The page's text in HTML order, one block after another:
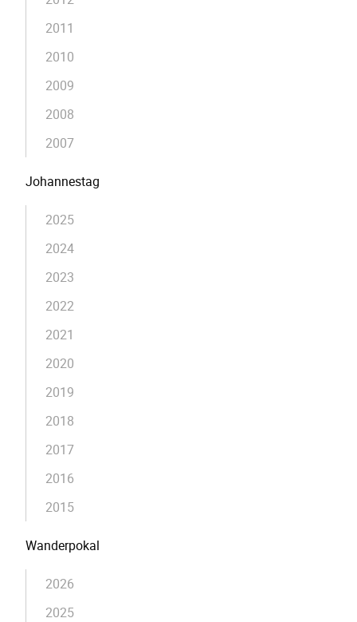
2011
2010
2009
2008
2007
Johannestag
2025
2024
2023
2022
2021
2020
2019
2018
2017
2016
2015
Wanderpokal
2026
2025